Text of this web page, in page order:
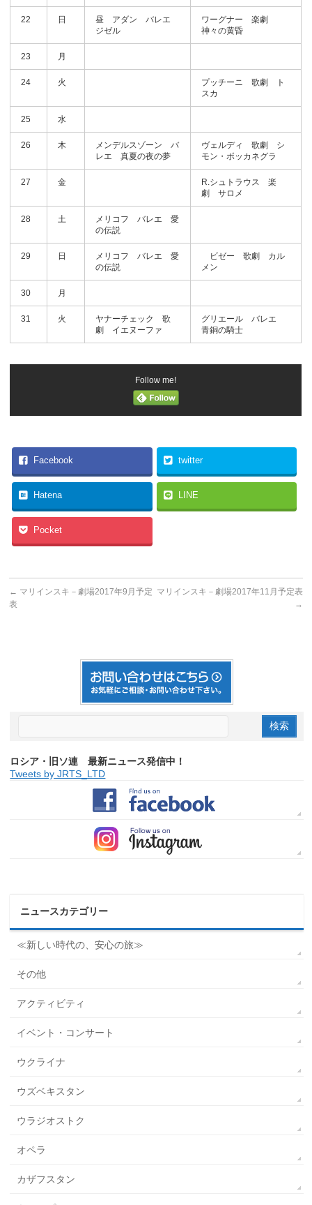
22 日
昼 アダン バレエ
ジゼル
ワーグナー 楽劇
神々の黄昏
23 月
24 火
プッチーニ 歌劇 ト
スカ
25 水
26 木
メンデルスゾーン バ
レエ 真夏の夜の夢
ヴェルディ 歌劇 シ
モン・ボッカネグラ
27 金
R.シュトラウス 楽
劇 サロメ
28 土
メリコフ バレエ 愛
の伝説
29 日
メリコフ バレエ 愛
の伝説
ビゼー 歌劇 カル
メン
30 月
31 火
ヤナーチェック 歌
劇 イエヌーファ
グリエール バレエ
青銅の騎士
Follow me!
Facebook twitter
Hatena LINE
Pocket
← マリインスキ－劇場2017年9月予定
表
マリインスキ－劇場2017年11月予定表
→
ロシア・旧ソ連 最新ニュース発信中！
Tweets by JRTS_LTD
ニュースカテゴリー
≪新しい時代の、安心の旅≫
その他
アクティビティ
イベント・コンサート
ウクライナ
ウズベキスタン
ウラジオストク
オペラ
カザフスタン